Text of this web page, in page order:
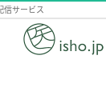
信サービス